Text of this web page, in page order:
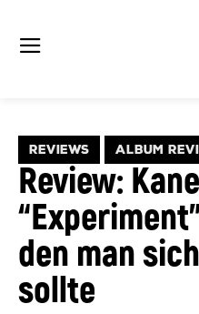
REVIEWS ALBUM
Review:
den man
sollte